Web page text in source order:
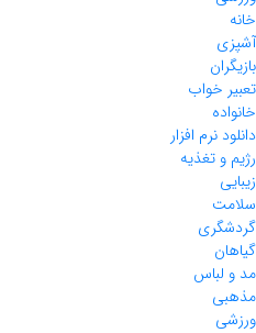
خانه
آشپزی
بازیگران
تعبیر خواب
خانواده
دانلود نرم افزار
رژیم و تغذیه
زیبایی
سلامت
گردشگری
گیاهان
مد و لباس
مذهبی
ورزشی